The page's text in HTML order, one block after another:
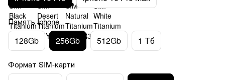
Память Iphone
128Gb 256Gb 512Gb 1 Тб
Формат SIM-карти